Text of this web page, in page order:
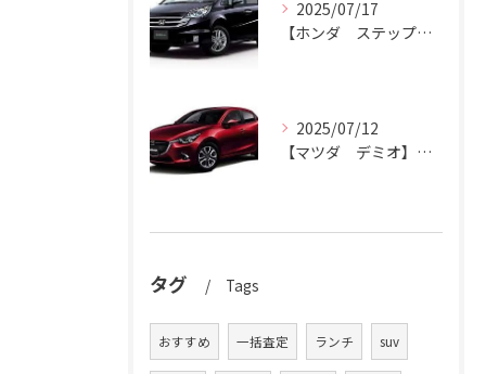
2025/07/17
【ホンダ ステップワゴン】ハッピーカーズ市原中央店がステップワゴン買取ります。
2025/07/12
【マツダ デミオ】デミオの買取りはハッピーカーズ市原中央店におまかせ。
タグ Tags
おすすめ 一括査定 ランチ suv